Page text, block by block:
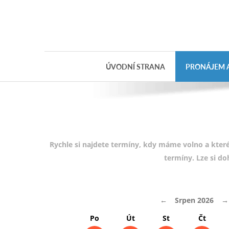
ÚVODNÍ STRANA PRONÁJEM
Rychle si najdete termíny, kdy máme volno a
termíny. Lze si
← Srpen 2026
→
Po
Út St Čt
poukazu